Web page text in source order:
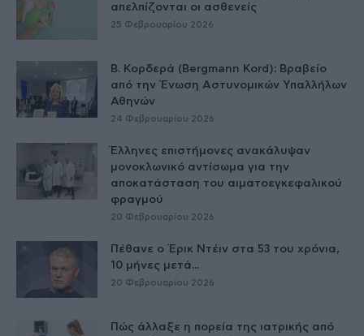
απελπίζονται οι ασθενείς
25 Φεβρουαρίου 2026
Β. Κορδερά (Bergmann Kord): Βραβείο
από την Ένωση Αστυνομικών Υπαλλήλων
Αθηνών
24 Φεβρουαρίου 2026
Έλληνες επιστήμονες ανακάλυψαν
μονοκλωνικό αντίσωμα για την
αποκατάσταση του αιματοεγκεφαλικού
φραγμού
20 Φεβρουαρίου 2026
Πέθανε ο Έρικ Ντέιν στα 53 του χρόνια,
10 μήνες μετά...
20 Φεβρουαρίου 2026
Πώς άλλαξε η πορεία της ιατρικής από